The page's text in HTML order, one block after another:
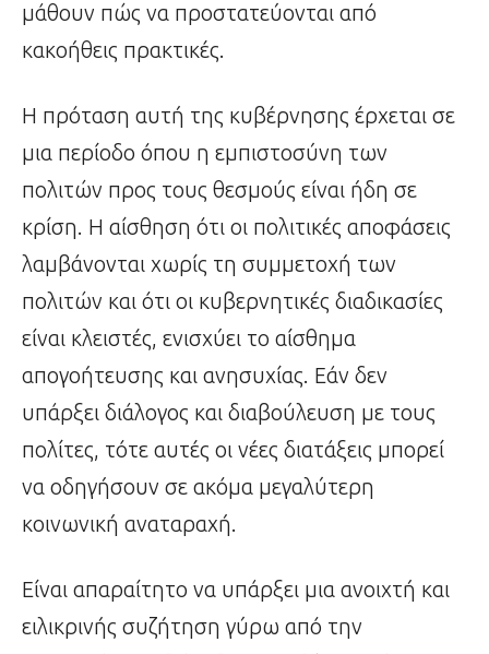
μάθουν πώς να προστατεύονται από
κακοήθεις πρακτικές.
Η πρόταση αυτή της κυβέρνησης έρχεται σε
μια περίοδο όπου η εμπιστοσύνη των
πολιτών προς τους θεσμούς είναι ήδη σε
κρίση. Η αίσθηση ότι οι πολιτικές αποφάσεις
λαμβάνονται χωρίς τη συμμετοχή των
πολιτών και ότι οι κυβερνητικές διαδικασίες
είναι κλειστές, ενισχύει το αίσθημα
απογοήτευσης και ανησυχίας. Εάν δεν
υπάρξει διάλογος και διαβούλευση με τους
πολίτες, τότε αυτές οι νέες διατάξεις μπορεί
να οδηγήσουν σε ακόμα μεγαλύτερη
κοινωνική αναταραχή.
Είναι απαραίτητο να υπάρξει μια ανοιχτή και
ειλικρινής συζήτηση γύρω από την